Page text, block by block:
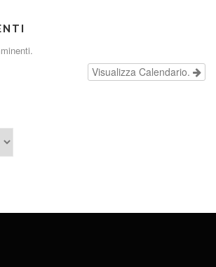
Visualizza Calendario.